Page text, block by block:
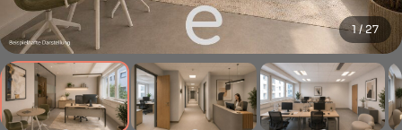
1 / 27